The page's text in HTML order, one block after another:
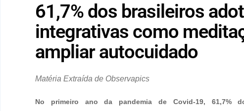
61,7% dos brasileiros
integrativas como
ampliar autocuidado
Matéria Extraída de Observapics
No primeiro ano da pandemia de Covid-19, 61,7%